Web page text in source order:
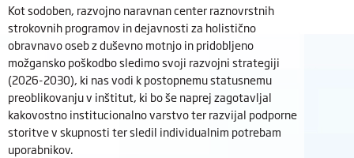
Kot sodoben, razvojno naravnan center raznovrstnih
strokovnih programov in dejavnosti za holistično
obravnavo oseb z duševno motnjo in pridobljeno
možgansko poškodbo sledimo svoji razvojni strategiji
(2026-2030), ki nas vodi k postopnemu statusnemu
preoblikovanju v inštitut, ki bo še naprej zagotavljal
kakovostno institucionalno varstvo ter razvijal podporne
storitve v skupnosti ter sledil individualnim potrebam
uporabnikov.